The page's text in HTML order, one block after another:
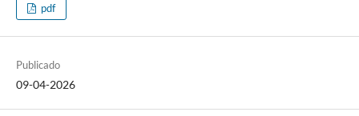
pdf
Publicado
09-04-2026